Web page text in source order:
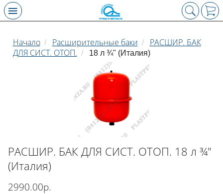
Начало / Расширительные баки /
РАСШИР. БАК
ДЛЯ СИСТ. ОТОП. / 18 л ¾" (Италия)
РАСШИР. БАК ДЛЯ СИСТ. ОТОП. 18 л ¾"
(Италия)
2990.00р.